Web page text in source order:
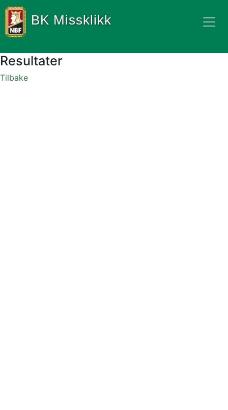
BK Missklikk
Resultater
Tilbake